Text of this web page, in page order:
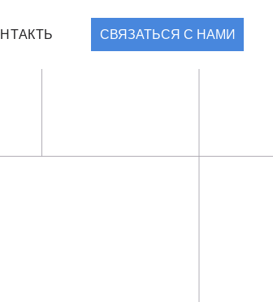
СВЯЗАТЬСЯ С НАМИ